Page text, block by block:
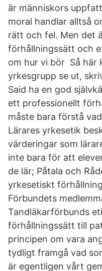
är människors
moral handlar alltså
rätt och fel. Men det
förhållningssätt och
om hur vi bör Så här
yrkesgrupp se ut,
Said ha en god
ett professionellt
måste bara förstå
Lärares yrkesetik
värderingar som
inte bara för att
de lär; Påtala och
yrkesetiskt
Förbundets
Tandläkarförbunds
förhållningssätt till
principen om vara
tydligt framgå vad
är egentligen vårt